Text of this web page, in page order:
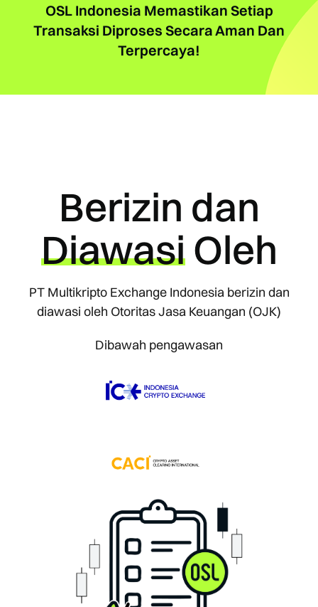
OSL Indonesia Memastikan Setiap
Transaksi Diproses Secara Aman Dan
Terpercaya!
Berizin dan
DiawasiOleh
PT Multikripto Exchange Indonesia berizin dan
diawasi oleh Otoritas Jasa Keuangan (OJK)
Dibawah pengawasan